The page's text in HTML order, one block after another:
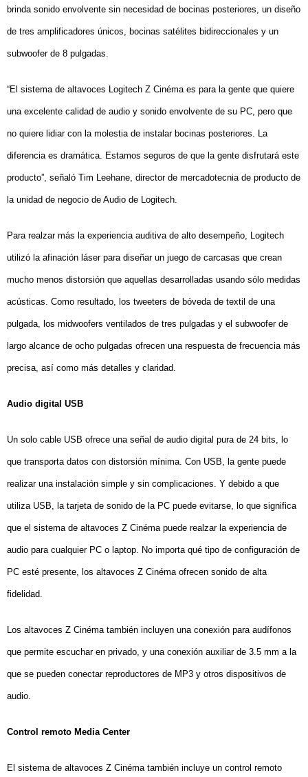
brinda sonido envolvente sin necesidad de bocinas posteriores, un diseño
de tres amplificadores únicos, bocinas satélites bidireccionales y un
subwoofer de 8 pulgadas.
“El sistema de altavoces Logitech Z Cinéma es para la gente que quiere
una excelente calidad de audio y sonido envolvente de su PC, pero que
no quiere lidiar con la molestia de instalar bocinas posteriores. La
diferencia es dramática. Estamos seguros de que la gente disfrutará este
producto”, señaló Tim Leehane, director de mercadotecnia de producto de
la unidad de negocio de Audio de Logitech.
Para realzar más la experiencia auditiva de alto desempeño, Logitech
utilizó la afinación láser para diseñar un juego de carcasas que crean
mucho menos distorsión que aquellas desarrolladas usando sólo medidas
acústicas. Como resultado, los tweeters de bóveda de textil de una
pulgada, los midwoofers ventilados de tres pulgadas y el subwoofer de
largo alcance de ocho pulgadas ofrecen una respuesta de frecuencia más
precisa, así como más detalles y claridad.
Audio digital USB
Un solo cable USB ofrece una señal de audio digital pura de 24 bits, lo
que transporta datos con distorsión mínima. Con USB, la gente puede
realizar una instalación simple y sin complicaciones. Y debido a que
utiliza USB, la tarjeta de sonido de la PC puede evitarse, lo que significa
que el sistema de altavoces Z Cinéma puede realzar la experiencia de
audio para cualquier PC o laptop. No importa qué tipo de configuración de
PC esté presente, los altavoces Z Cinéma ofrecen sonido de alta
fidelidad.
Los altavoces Z Cinéma también incluyen una conexión para audífonos
que permite escuchar en privado, y una conexión auxiliar de 3.5 mm a la
que se pueden conectar reproductores de MP3 y otros dispositivos de
audio.
Control remoto Media Center
El sistema de altavoces Z Cinéma también incluye un control remoto